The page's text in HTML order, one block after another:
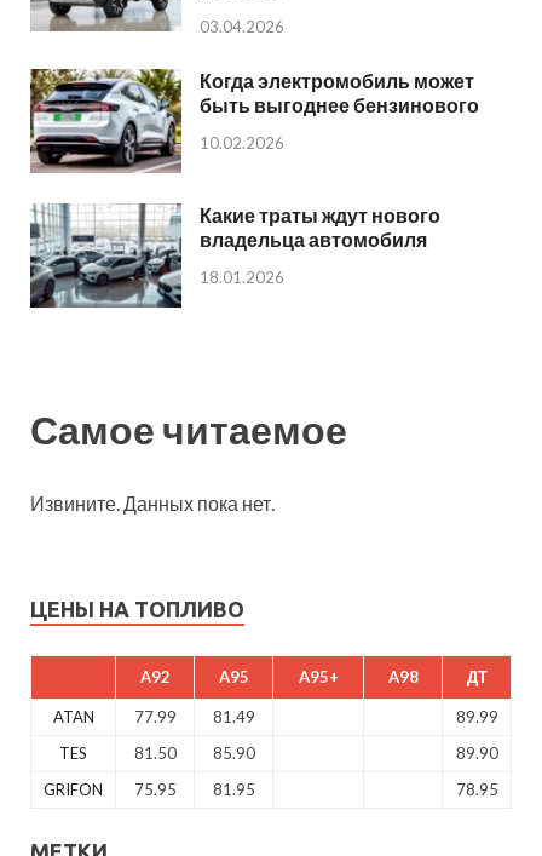
03.04.2026
Когда электромобиль может
быть выгоднее бензинового
10.02.2026
Какие траты ждут нового
владельца автомобиля
18.01.2026
Самое читаемое
Извините. Данных пока нет.
ЦЕНЫ НА ТОПЛИВО
A92 A95 A95+ A98 ДТ
ATAN 77.99 81.49
89.99
TES
81.50 85.90
89.90
GRIFON
75.95 81.95 78.95
МЕТКИ